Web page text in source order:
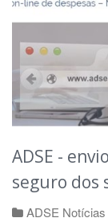
ADSE -
seguro dos
ADSE Notícias